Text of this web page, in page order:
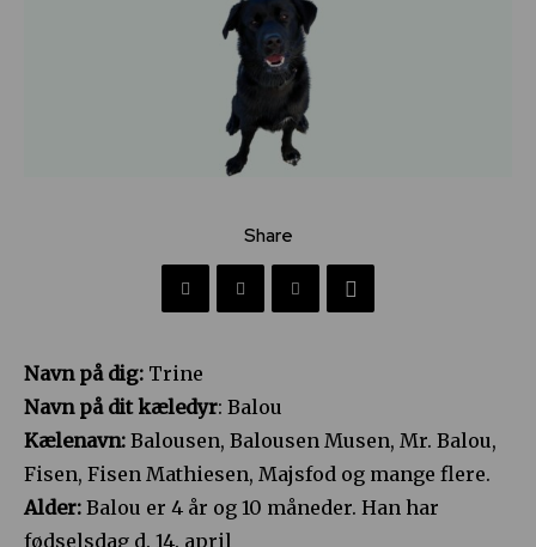
Share
Navn på dig: Trine
Navn på dit kæledyr: Balou
Kælenavn: Balousen, Balousen Musen, Mr. Balou,
Fisen, Fisen Mathiesen, Majsfod og mange flere.
Alder: Balou er 4 år og 10 måneder. Han har
fødselsdag d. 14. april